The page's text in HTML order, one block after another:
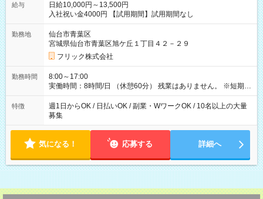
給与
日給10,000円～13,500円
入社祝い金4000円 【試用期間】試用期間なし
勤務地
仙台市青葉区
宮城県仙台市青葉区旭ケ丘１丁目４２－２９
フリック株式会社
勤務時間
8:00～17:00
実働時間：8時間/日 （休憩60分） 残業はありません。 ※短期の
募集は行っておりません。予めご了承くださいませ。
特徴
週1日からOK / 日払いOK / 副業・WワークOK / 10名以上の大量
募集
気になる！ 応募する 詳細へ